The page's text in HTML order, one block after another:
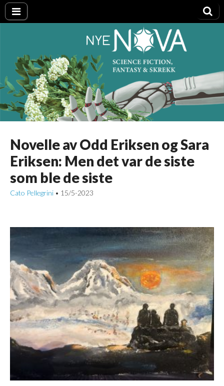
Nye NOVA
Novelle av Odd Eriksen og Sara
Eriksen: Men det var de siste
som ble de siste
Cato Pellegrini • 15/5-2023